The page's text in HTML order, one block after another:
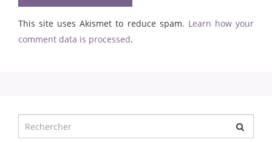
This site uses Akismet to reduce spam. Learn how your
comment data is processed.
pour